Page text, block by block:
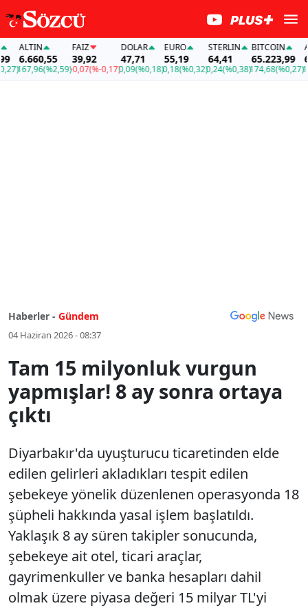
ALTIN
6.660,55
167,96(%2,59)
FAİZ
39,92
-0,07(%-0,17)
DOLAR
47,71
0,09(%0,18)
EURO
55,19
0,18(%0,32)
STERLIN
64,41
0,24(%0,38)
BITCOIN
65.223,99
174,68(%0,27)
Haberler - Gündem
04 Haziran 2026 - 08:37
Tam 15 milyonluk vurgun
yapmışlar! 8 ay sonra ortaya
çıktı
Diyarbakır'da uyuşturucu ticaretinden elde
edilen gelirleri akladıkları tespit edilen
şebekeye yönelik düzenlenen operasyonda 18
şüpheli hakkında yasal işlem başlatıldı.
Yaklaşık 8 ay süren takipler sonucunda,
şebekeye ait otel, ticari araçlar,
gayrimenkuller ve banka hesapları dahil
olmak üzere piyasa değeri 15 milyar TL'yi